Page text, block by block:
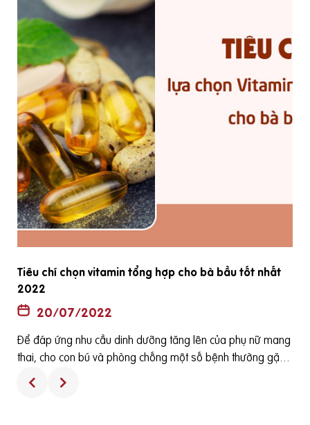
Tiêu chí chọn vitamin tổng hợp cho bà bầu tốt nhất
2022
20/07/2022
Để đáp ứng nhu cầu dinh dưỡng tăng lên của phụ nữ mang
thai, cho con bú và phòng chống một số bệnh thường gặp
ở bà bầu cũng như các dị tật của thai nhi thì các loại viên uố
ng tổng hợp dành cho bà bầu thường được bác sỹ sản kho